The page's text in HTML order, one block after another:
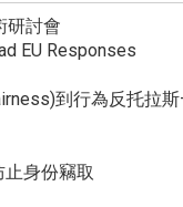
研討會
EU Responses
到行為反托拉
身份竊取